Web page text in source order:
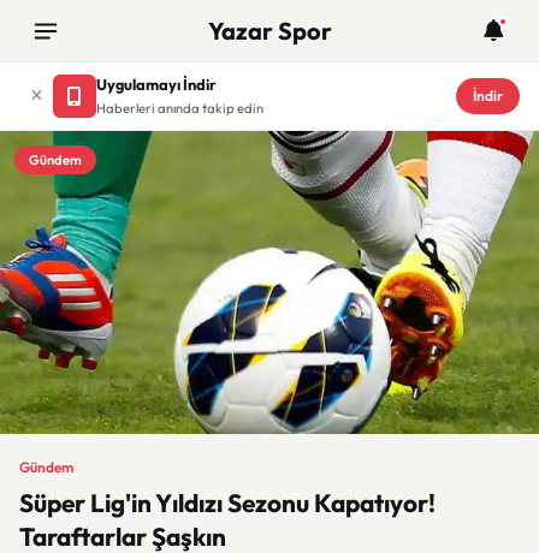
Yazar Spor
Uygulamayı İndir
Haberleri anında takip edin
İndir
Gündem
Gündem
Süper Lig'in Yıldızı Sezonu Kapatıyor!
Taraftarlar Şaşkın